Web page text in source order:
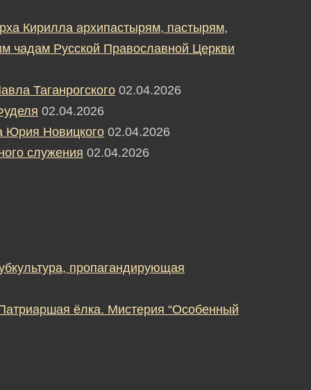
Кирилла архипастырям, пастырям,
чадам Русской Православной Церкви
Таганрогского 02.04.2026
02.04.2026
Юрия Новицкого 02.04.2026
служения 02.04.2026
пропагандирующая
ёлка. Мистерия “Особенный